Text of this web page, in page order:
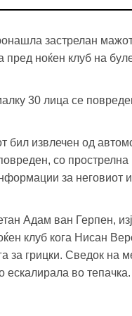
застрелан
пред ноќен клуб на
30 лица се
бил извлечен од
со прострелна
за неговиот
Адам ван Герпен,
клуб кога Нисан
за грицки. Сведок на
ескалирала во тепачка.